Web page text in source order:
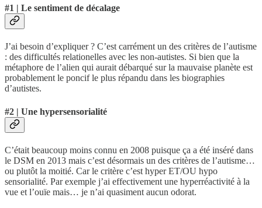
#1 | Le sentiment de décalage
J’ai besoin d’expliquer ? C’est carrément un des critères de l’autisme
: des difficultés relationelles avec les non-autistes. Si bien que la
métaphore de l’alien qui aurait débarqué sur la mauvaise planète est
probablement le poncif le plus répandu dans les biographies
d’autistes.
#2 | Une hypersensorialité
C’était beaucoup moins connu en 2008 puisque ça a été inséré dans
le DSM en 2013 mais c’est désormais un des critères de l’autisme…
ou plutôt la moitié. Car le critère c’est hyper ET/OU hypo
sensorialité. Par exemple j’ai effectivement une hyperréactivité à la
vue et l’ouïe mais… je n’ai quasiment aucun odorat.